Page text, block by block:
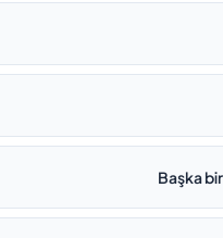
Başka